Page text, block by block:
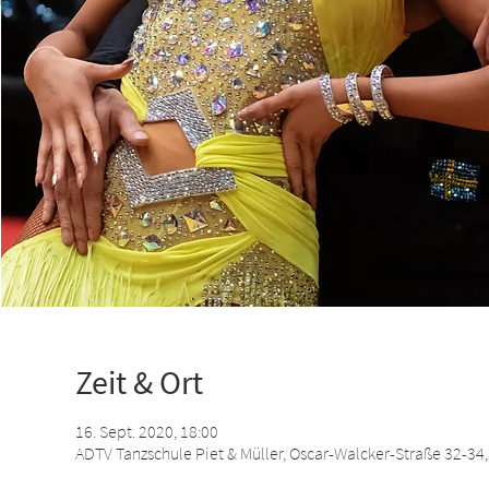
Zeit & Ort
16. Sept. 2020, 18:00
ADTV Tanzschule Piet & Müller, Oscar-Walcker-Straße 32-